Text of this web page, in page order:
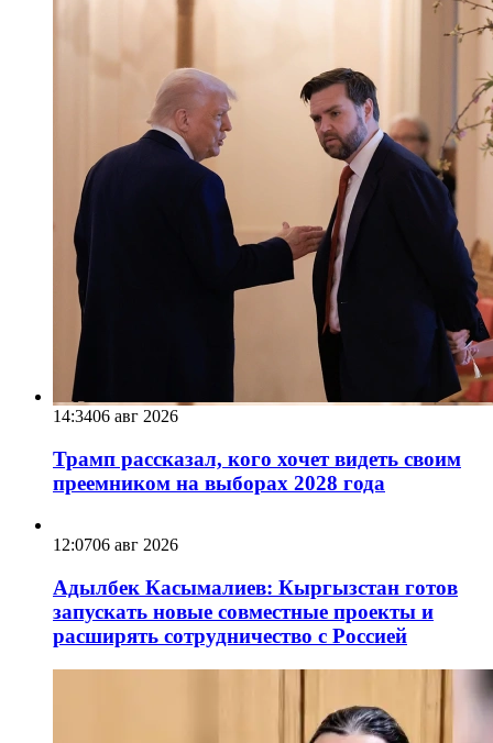
14:3406 авг 2026
Трамп рассказал, кого хочет видеть своим
преемником на выборах 2028 года
12:0706 авг 2026
Адылбек Касымалиев: Кыргызстан готов
запускать новые совместные проекты и
расширять сотрудничество с Россией